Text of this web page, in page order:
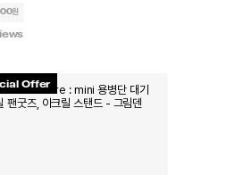
원
Offer